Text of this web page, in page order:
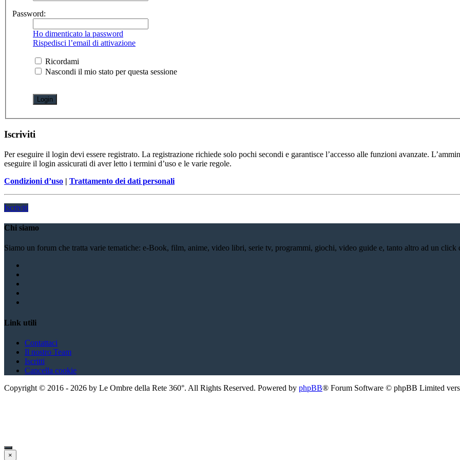
Password:
Ho dimenticato la password
Rispedisci l’email di attivazione
Ricordami
Nascondi il mio stato per questa sessione
Iscriviti
Per eseguire il login devi essere registrato. La registrazione richiede solo pochi secondi e garantisce l’accesso alle funzioni avanzate.
eseguire il login assicurati di aver letto i termini d’uso e le varie regole.
Condizioni d’uso | Trattamento dei dati personali
Iscriviti
Chi siamo
Siamo un forum che tratta varie tematiche: e-Book, film, anime, video libri, serie tv, programmi, giochi, video guide e, tanto altro ad un click
Link utili
Contattaci
Il nostro Team
Iscritti
Cancella cookie
Copyright © 2016 - 2026 by Le Ombre della Rete 360°. All Rights Reserved. Powered by phpBB® Forum Software © phpBB Limited
×